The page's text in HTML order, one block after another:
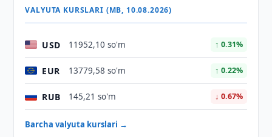
VALYUTA KURSLARI (MB, 10.08.2026)
USD 11952,10 so'm ↑ 0.31%
EUR 13779,58 so'm ↑ 0.22%
RUB 145,21 so'm ↓ 0.67%
Barcha valyuta kurslari →